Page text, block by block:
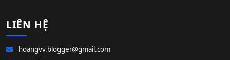
LIÊN HỆ
hoangvv.blogger@gmail.com